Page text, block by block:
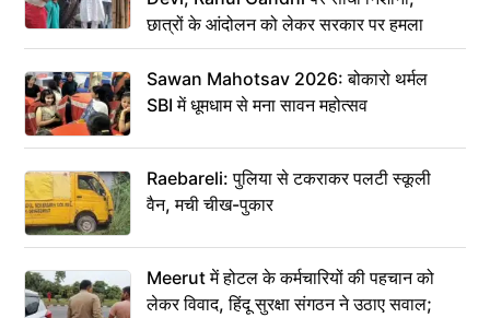
छात्रों के आंदोलन को लेकर सरकार पर हमला
Sawan Mahotsav 2026: बोकारो थर्मल
SBI में धूमधाम से मना सावन महोत्सव
Raebareli: पुलिया से टकराकर पलटी स्कूली
वैन, मची चीख-पुकार
Meerut में होटल के कर्मचारियों की पहचान को
लेकर विवाद, हिंदू सुरक्षा संगठन ने उठाए सवाल;